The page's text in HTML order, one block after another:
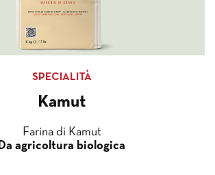
SPECIALITÀ
Kamut
Farina di Kamut
Da agricoltura biologica